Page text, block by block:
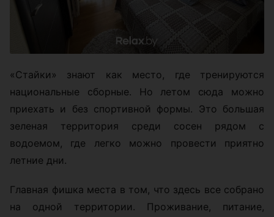
«Стайки» знают как место, где тренируются
национальные сборные. Но летом сюда можно
приехать и без спортивной формы. Это большая
зеленая территория среди сосен рядом с
водоемом, где легко можно провести приятно
летние дни.
Главная фишка места в том, что здесь все собрано
на одной территории. Проживание, питание,